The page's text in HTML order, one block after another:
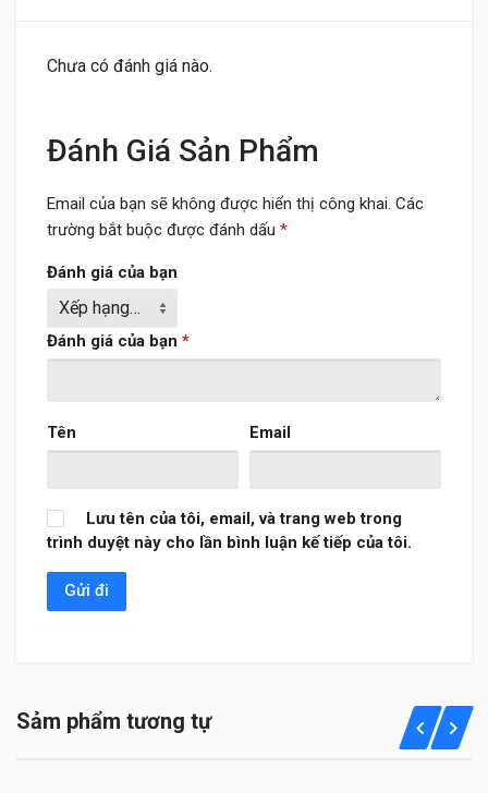
Chưa có đánh giá nào.
Đánh Giá Sản Phẩm
Email của bạn sẽ không được hiển thị công khai. Các
trường bắt buộc được đánh dấu *
Đánh giá của bạn
Đánh giá của bạn *
Tên Email
Lưu tên của tôi, email, và trang web trong
trình duyệt này cho lần bình luận kế tiếp của tôi.
Sảm phẩm tương tự